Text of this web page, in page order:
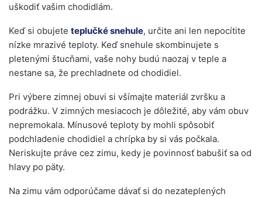
uškodiť vašim chodidlám.
Keď si obujete teplučké snehule, určite ani len nepocítite
nízke mrazivé teploty. Keď snehule skombinujete s
pletenými štucňami, vaše nohy budú naozaj v teple a
nestane sa, že prechladnete od chodidiel.
Pri výbere zimnej obuvi si všímajte materiál zvršku a
podrážku. V zimných mesiacoch je dôležité, aby vám obuv
nepremokala. Mínusové teploty by mohli spôsobiť
podchladenie chodidiel a chrípka by si vás počkala.
Neriskujte práve cez zimu, kedy je povinnosť babušiť sa od
hlavy po päty.
Na zimu vám odporúčame dávať si do nezateplených